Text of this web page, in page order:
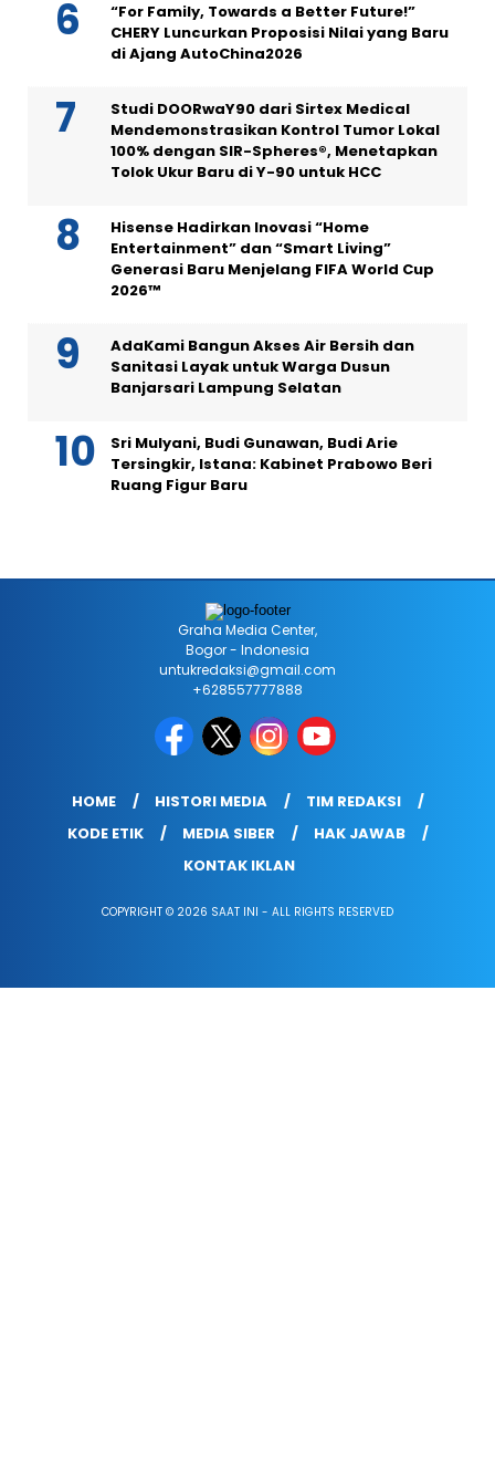
“For Family, Towards a Better Future!”
CHERY Luncurkan Proposisi Nilai yang Baru
di Ajang AutoChina2026
Studi DOORwaY90 dari Sirtex Medical
Mendemonstrasikan Kontrol Tumor Lokal
100% dengan SIR-Spheres®, Menetapkan
Tolok Ukur Baru di Y-90 untuk HCC
Hisense Hadirkan Inovasi “Home
Entertainment” dan “Smart Living”
Generasi Baru Menjelang FIFA World Cup
2026™
AdaKami Bangun Akses Air Bersih dan
Sanitasi Layak untuk Warga Dusun
Banjarsari Lampung Selatan
Sri Mulyani, Budi Gunawan, Budi Arie
Tersingkir, Istana: Kabinet Prabowo Beri
Ruang Figur Baru
Graha Media Center,
Bogor - Indonesia
untukredaksi@gmail.com
+628557777888
HOME HISTORI MEDIA
TIM REDAKSI
KODE ETIK
MEDIA SIBER
HAK JAWAB
KONTAK IKLAN
COPYRIGHT © 2026 SAAT INI - ALL RIGHTS RESERVED